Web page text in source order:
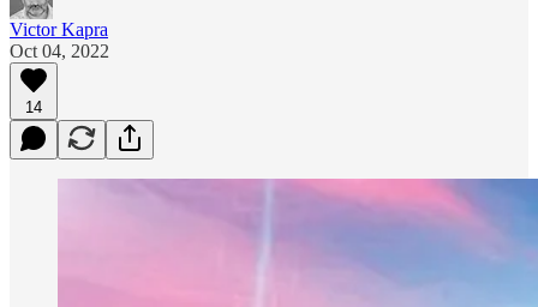
Victor Kapra
Oct 04, 2022
14